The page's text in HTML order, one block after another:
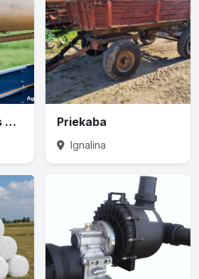
Peilis didmaišiams prapjauti Priekaba
Ignalina